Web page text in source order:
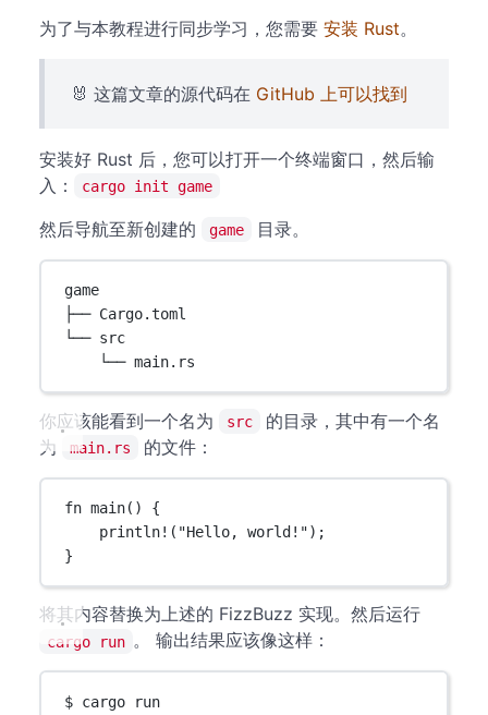
为了与本教程进行同步学习，您需要 安装 Rust。
🐰 这篇文章的源代码在 GitHub 上可以找到
安装好 Rust 后，您可以打开一个终端窗口，然后输
入：
cargo init game
然后导航至新创建的 game 目录。
game
├── Cargo.toml
└── src
└── main.rs
你应该能看到一个名为 src
的目录，其中有一个名
为
main.rs 的文件：
fn main() {
println! ( "Hello, world!");
}
将其内容替换为上述的 FizzBuzz 实现。然后运行
cargo run 。 输出结果应该像这样：
$ cargo run